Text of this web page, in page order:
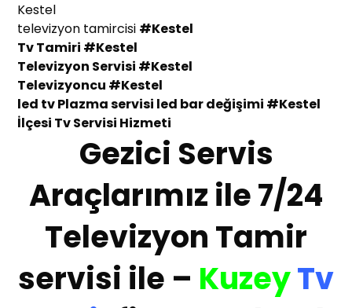
Kestel
televizyon tamircisi #Kestel
Tv Tamiri #Kestel
Televizyon Servisi #Kestel
Televizyoncu #Kestel
led tv Plazma servisi led bar değişimi #Kestel
İlçesi Tv Servisi Hizmeti
Gezici Servis
Araçlarımız ile 7/24
Televizyon Tamir
servisi ile – KuzeyTv